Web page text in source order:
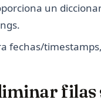
un
fechas/
filas